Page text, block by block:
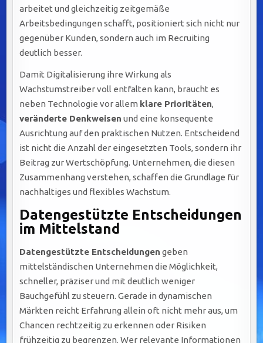
arbeitet und gleichzeitig zeitgemäße
Arbeitsbedingungen schafft, positioniert sich nicht nur
gegenüber Kunden, sondern auch im Recruiting
deutlich besser.
Damit Digitalisierung ihre Wirkung als
Wachstumstreiber voll entfalten kann, braucht es
neben Technologie vor allem klare Prioritäten,
veränderte Denkweisen und eine konsequente
Ausrichtung auf den praktischen Nutzen. Entscheidend
ist nicht die Anzahl der eingesetzten Tools, sondern ihr
Beitrag zur Wertschöpfung. Unternehmen, die diesen
Zusammenhang verstehen, schaffen die Grundlage für
nachhaltiges und flexibles Wachstum.
Datengestützte Entscheidungen
im Mittelstand
Datengestützte Entscheidungen geben
mittelständischen Unternehmen die Möglichkeit,
schneller, präziser und mit deutlich weniger
Bauchgefühl zu steuern. Gerade in dynamischen
Märkten reicht Erfahrung allein oft nicht mehr aus, um
Chancen rechtzeitig zu erkennen oder Risiken
frühzeitig zu begrenzen. Wer relevante Informationen